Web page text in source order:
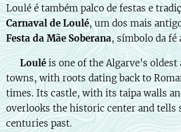
Loulé é também palco de festas e
Carnaval de Loulé, um dos mais
Festa da Mãe Soberana, símbolo da fé
🇬🇧Loulé is one of the Algarve's
towns, with roots dating back to
times. Its castle, with its taipa walls
overlooks the historic center and tells
centuries past.